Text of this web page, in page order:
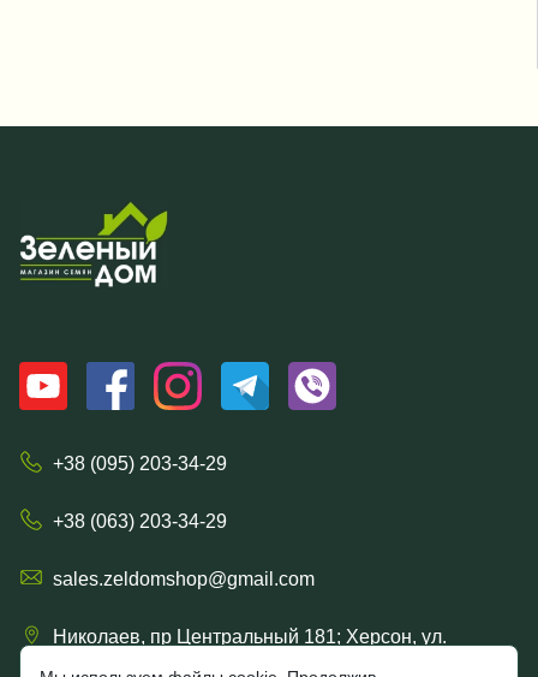
+38 (095) 203-34-29
+38 (063) 203-34-29
sales.zeldomshop@gmail.com
Николаев, пр Центральный 181; Херсон, ул.